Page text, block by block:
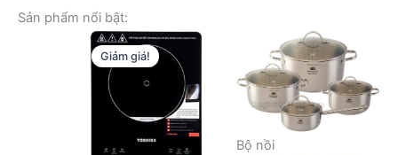
là:
1.790.000 ₫.là:
1.044.000 ₫.
Sản phẩm nổi bật:
Giảm giá!
Bộ nồi